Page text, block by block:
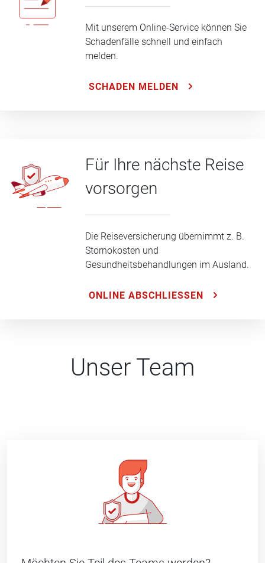
Mit unserem Online-Service können Sie
Schadenfälle schnell und einfach
melden.
SCHADEN MELDEN
Für Ihre nächste Reise
vorsorgen
Die Reiseversicherung übernimmt z. B.
Stornokosten und
Gesundheitsbehandlungen im Ausland.
ONLINE ABSCHLIESSEN
Unser Team